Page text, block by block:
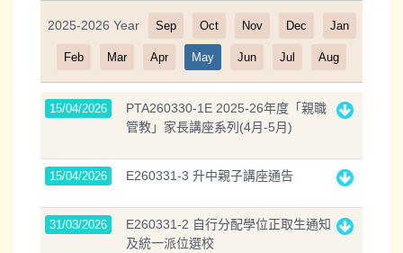
Filter
2025-2026 Year Sep Oct Nov Dec Jan
Feb Mar Apr May Jun Jul Aug
15/04/2026
PTA260330-1E 2025-26年度「親職
管教」家長講座系列(4月-5月)
15/04/2026 E260331-3 升中親子講座通告
31/03/2026
E260331-2 自行分配學位正取生通知
及統一派位選校